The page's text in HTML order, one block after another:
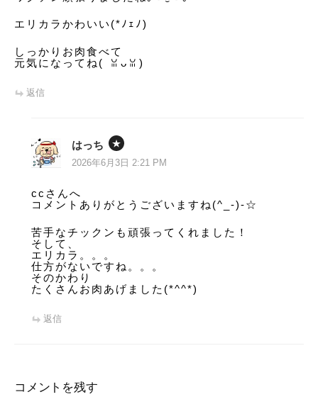
エリカラかわいい(*ﾉｪﾉ)
しっかりお肉食べて
元気になってね(⁠ ⁠ꈍ⁠ᴗ⁠ꈍ⁠)
返信
はっち
2026年6月3日 2:21 PM
ccさんへ
コメントありがとうございますね(^_-)-☆
苦手なチックンも頑張ってくれました！
そして、
エリカラ。。。
仕方がないですね。。。
そのかわり
たくさんお肉あげました(*^^*)
返信
コメントを残す